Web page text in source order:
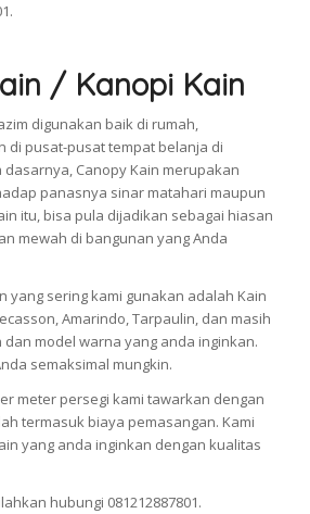
/ Kanopi Kain
digunakan baik di rumah,
di pusat-pusat tempat belanja di
dasarnya, Canopy Kain merupakan
panasnya sinar matahari maupun
itu, bisa pula dijadikan sebagai hiasan
mewah di bangunan yang Anda
yang sering kami gunakan adalah Kain
Amarindo, Tarpaulin, dan masih
model warna yang anda inginkan.
semaksimal mungkin.
meter persegi kami tawarkan dengan
termasuk biaya pemasangan. Kami
yang anda inginkan dengan kualitas
hubungi 081212887801.